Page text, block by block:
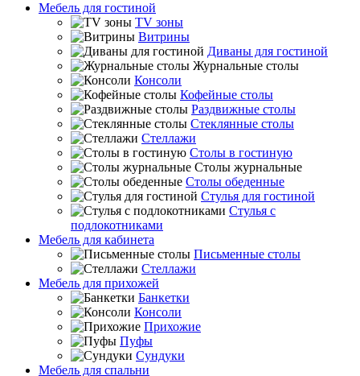
Мебель для гостиной
TV зоны
Витрины
Диваны для гостиной
Журнальные столы
Консоли
Кофейные столы
Раздвижные столы
Стеклянные столы
Стеллажи
Столы в гостиную
Столы журнальные
Столы обеденные
Стулья для гостиной
Стулья с
подлокотниками
Мебель для кабинета
Письменные столы
Стеллажи
Мебель для прихожей
Банкетки
Консоли
Прихожие
Пуфы
Сундуки
Мебель для спальни